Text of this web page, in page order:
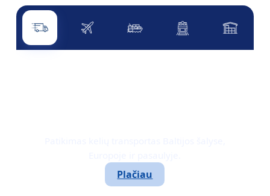
Kelių transportasOro transportasJūrų transportasGeležinkelisKitos
Plačiau